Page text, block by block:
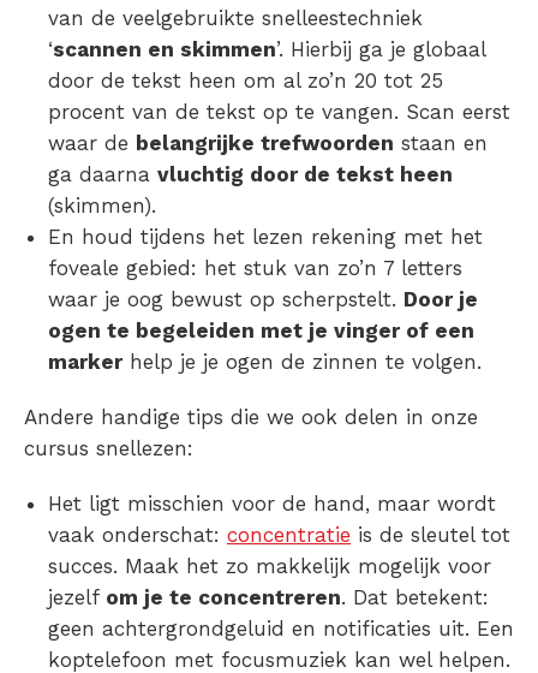
van de veelgebruikte snelleestechniek
‘scannen en skimmen’. Hierbij ga je globaal
door de tekst heen om al zo’n 20 tot 25
procent van de tekst op te vangen. Scan eerst
waar de belangrijke trefwoorden staan en
ga daarna vluchtig door de tekst heen
(skimmen).
En houd tijdens het lezen rekening met het
foveale gebied: het stuk van zo’n 7 letters
waar je oog bewust op scherpstelt. Door je
ogen te begeleiden met je vinger of een
markerhelp je je ogen de zinnen te volgen.
Andere handige tips die we ook delen in onze
cursus snellezen:
Het ligt misschien voor de hand, maar wordt
vaak onderschat: concentratie is de sleutel tot
succes. Maak het zo makkelijk mogelijk voor
jezelf om je te concentreren. Dat betekent:
geen achtergrondgeluid en notificaties uit. Een
koptelefoon met focusmuziek kan wel helpen.